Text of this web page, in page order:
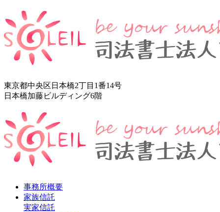
東京都中央区日本橋2丁目1番14号
日本橋加藤ビルディング6階
事務所概要
家族信託
実家信託